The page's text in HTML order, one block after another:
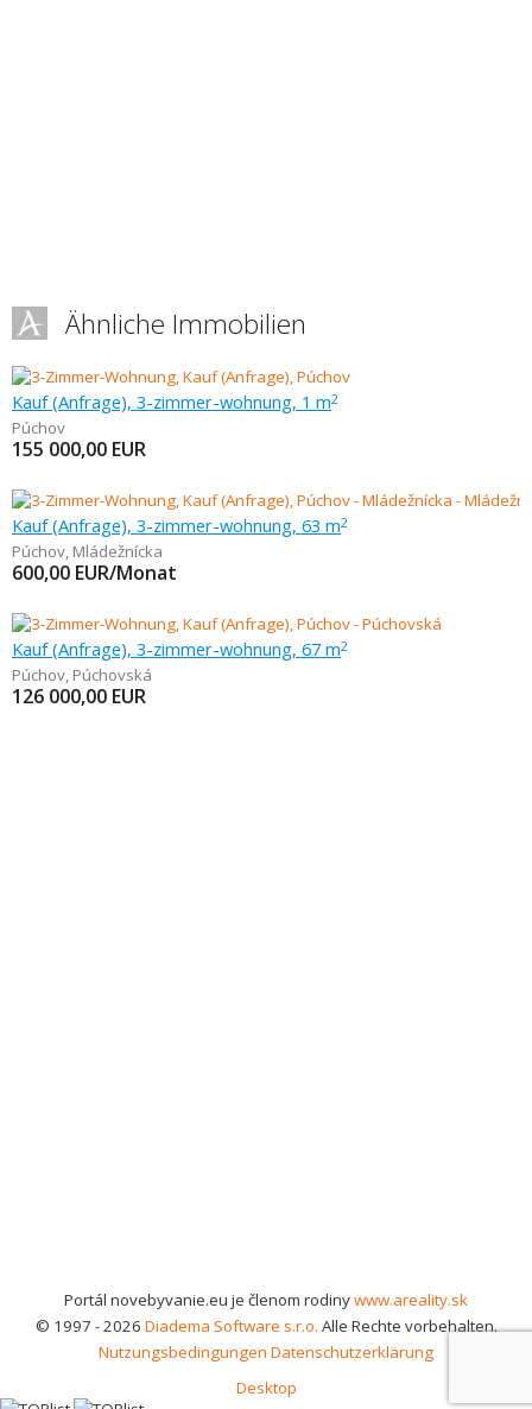
Ähnliche Immobilien
Kauf (Anfrage), 3-zimmer-wohnung, 1 m2
Púchov
155 000,00 EUR
Kauf (Anfrage), 3-zimmer-wohnung, 63 m2
Púchov, Mládežnícka
600,00 EUR/Monat
Kauf (Anfrage), 3-zimmer-wohnung, 67 m2
Púchov, Púchovská
126 000,00 EUR
Portál novebyvanie.eu je členom rodinywww.areality.sk
© 1997 - 2026 Diadema Software s.r.o. Alle Rechte vorbehalten.
Nutzungsbedingungen Datenschutzerklärung
Desktop